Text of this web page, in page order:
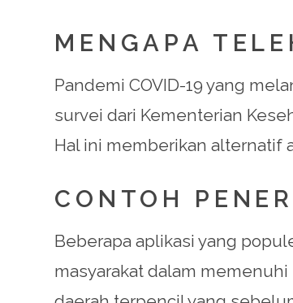
MENGAPA
Pandemi COVID-19 yang
survei dari Kementerian
Hal ini memberikan alternatif
CONTOH
Beberapa aplikasi yang
masyarakat dalam